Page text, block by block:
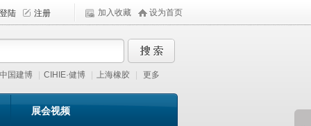
加入收藏 设为首页
中国建博 CIHIE·健博 上海橡胶 更多
展会视频